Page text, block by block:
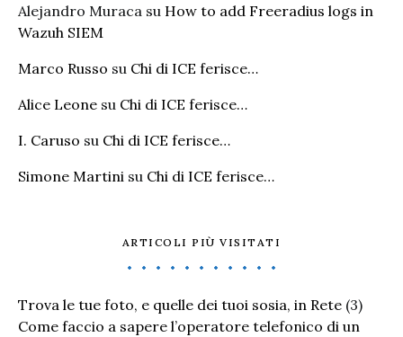
Alejandro Muraca su How to add Freeradius logs in
Wazuh SIEM
Marco Russo su Chi di ICE ferisce…
Alice Leone su Chi di ICE ferisce…
I. Caruso su Chi di ICE ferisce…
Simone Martini su Chi di ICE ferisce…
ARTICOLI PIÙ VISITATI
Trova le tue foto, e quelle dei tuoi sosia, in Rete (3)
Come faccio a sapere l’operatore telefonico di un